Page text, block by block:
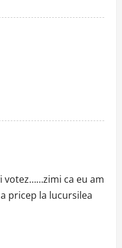
votez……zimi ca eu am
pricep la lucursilea